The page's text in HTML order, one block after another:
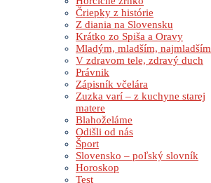
Čriepky z histórie
Z diania na Slovensku
Krátko zo Spiša a Oravy
Mladým, mladším, najmladším
V zdravom tele, zdravý duch
Právnik
Zápisník včelára
Zuzka varí – z kuchyne starej
matere
Blahoželáme
Odišli od nás
Šport
Slovensko – poľský slovník
Horoskop
Test